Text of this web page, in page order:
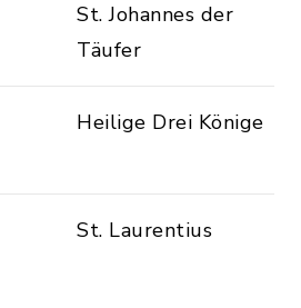
St. Johannes der
Täufer
Heilige Drei Könige
St. Laurentius